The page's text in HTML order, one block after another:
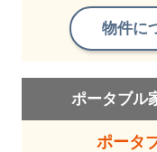
物件に
ポータブル
ポータ